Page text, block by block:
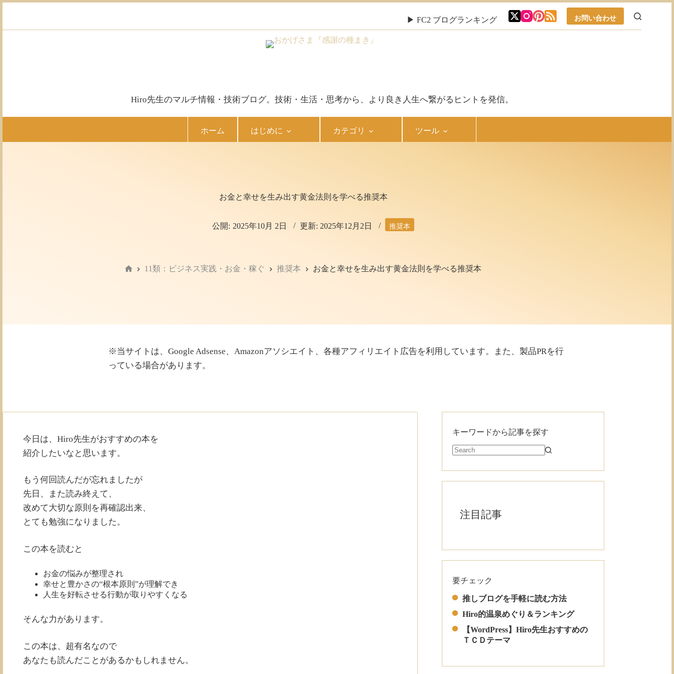
テ
▶ FC2 ブログランキング お問い合わせ
Hiro先生のマルチ情報・技術ブログ。技術・生活・思考から、より良き人生へ繋がるヒントを発信。
ホーム はじめに カテゴリ ツール
お金と幸せを生み出す黄金法則を学べる推奨本
公開: 2025年10月 2日 更新: 2025年12月2日 推奨本
11類：ビジネス実践・お金・稼ぐ 推奨本 お金と幸せを生み出す黄金法則を学べる推奨本
※当サイトは、Google Adsense、Amazonアソシエイト、各種アフィリエイト広告を利用しています。また、製品PRを行
っている場合があります。
今日は、Hiro先生がおすすめの本を
紹介したいなと思います。
もう何回読んだが忘れましたが
先日、また読み終えて、
改めて大切な原則を再確認出来、
とても勉強になりました。
この本を読むと
お金の悩みが整理され
幸せと豊かさの“根本原則”が理解でき
人生を好転させる行動が取りやすくなる
そんな力があります。
この本は、超有名なので
あなたも読んだことがあるかもしれません。
キーワードから記事を探す
注目記事
要チェック
推しブログを手軽に読む方法
Hiro的温泉めぐり＆ランキング
【WordPress】Hiro先生おすすめの
ＴＣＤテーマ